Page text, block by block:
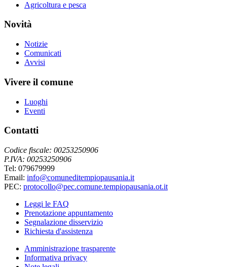
Agricoltura e pesca
Novità
Notizie
Comunicati
Avvisi
Vivere il comune
Luoghi
Eventi
Contatti
Codice fiscale: 00253250906
P.IVA: 00253250906
Tel: 079679999
Email: info@comuneditempiopausania.it
PEC: protocollo@pec.comune.tempiopausania.ot.it
Leggi le FAQ
Prenotazione appuntamento
Segnalazione disservizio
Richiesta d'assistenza
Amministrazione trasparente
Informativa privacy